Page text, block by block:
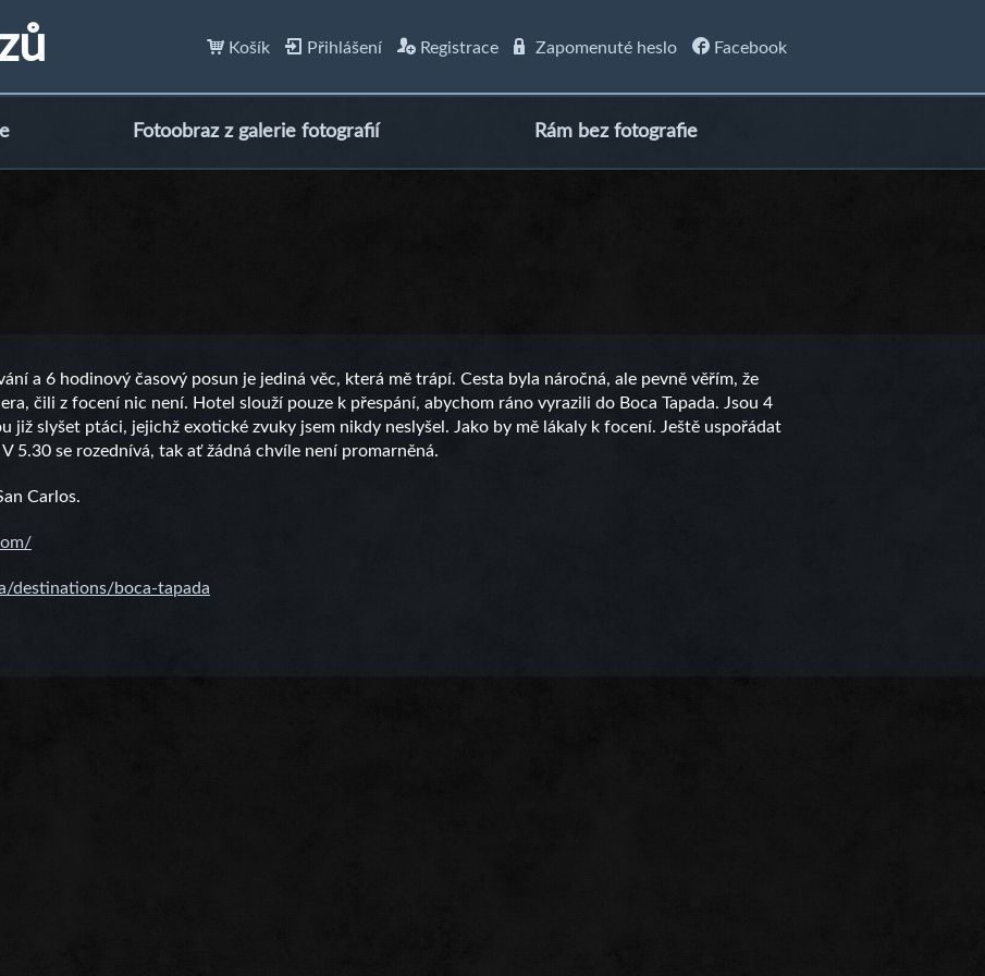
Košík Přihlášení Registrace Zapomenuté heslo Facebook
Fotoobraz z galerie fotografií Rám bez fotografie
a 6 hodinový časový posun je jediná věc, která mě trápí. Cesta byla náročná, ale pevně věřím, že
čili z focení nic není. Hotel slouží pouze k přespání, abychom ráno vyrazili do Boca Tapada. Jsou 4
již slyšet ptáci, jejichž exotické zvuky jsem nikdy neslyšel. Jako by mě lákaly k focení. Ještě uspořádat
5.30 se rozednívá, tak ať žádná chvíle není promarněná.
Carlos.
destinations/boca-tapada